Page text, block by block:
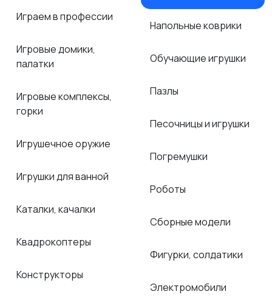
Играем в профессии
Игровые домики,
палатки
Игровые комплексы,
горки
Игрушечное оружие
Игрушки для ванной
Каталки, качалки
Квадрокоптеры
Конструкторы
Напольные коврики
Обучающие игрушки
Пазлы
Песочницы и игрушки
Погремушки
Роботы
Сборные модели
Фигурки, солдатики
Электромобили